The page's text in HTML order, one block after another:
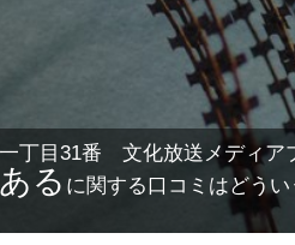
丁目31番 文化放送メディア
る に関する口コミはどう